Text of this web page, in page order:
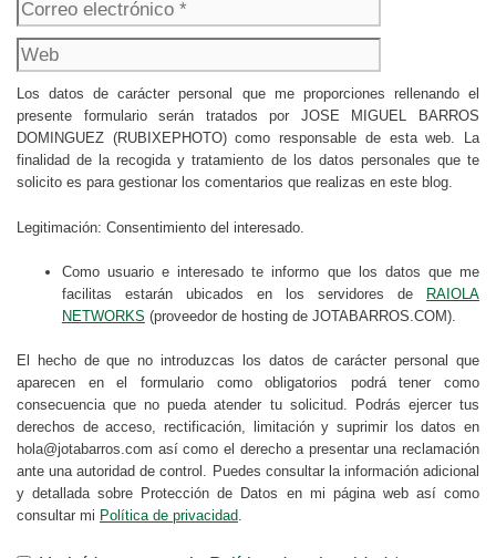
Los datos de carácter personal que me proporciones rellenando el
presente formulario serán tratados por JOSE MIGUEL BARROS
DOMINGUEZ (RUBIXEPHOTO) como responsable de esta web. La
finalidad de la recogida y tratamiento de los datos personales que te
solicito es para gestionar los comentarios que realizas en este blog.
Legitimación: Consentimiento del interesado.
Como usuario e interesado te informo que los datos que me
facilitas estarán ubicados en los servidores de
RAIOLA
NETWORKS (proveedor de hosting de JOTABARROS.COM).
El hecho de que no introduzcas los datos de carácter personal que
aparecen en el formulario como obligatorios podrá tener como
consecuencia que no pueda atender tu solicitud. Podrás ejercer tus
derechos de acceso, rectificación, limitación y suprimir los datos en
hola@jotabarros.com así como el derecho a presentar una reclamación
ante una autoridad de control. Puedes consultar la información adicional
y detallada sobre Protección de Datos en mi página web así como
consultar mi Política de privacidad.